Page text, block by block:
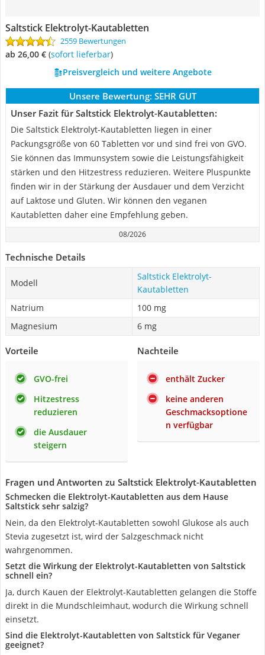
Saltstick Elektrolyt-Kautabletten
2559 Bewertungen
ab 26,00 € ( Sofort lieferbar)
Preisvergleich und weitere Angebote
Unsere Bewertung: SEHR GUT
Unser Fazit für Saltstick Elektrolyt-Kautabletten:
Die Saltstick Elektrolyt-Kautabletten liegen in einer
Packungsgröße von 60 Tabletten vor und sind frei von GVO.
Sie können das Immunsystem sowie die Leistungsfähigkeit
stärken und den Hitzestress reduzieren. Weitere Pluspunkte
finden wir in der Stärkung der Ausdauer und dem Verzicht
auf Laktose und Gluten. Wir können den veganen
Kautabletten daher eine Empfehlung geben.
08/2026
Technische Details
Modell
Saltstick Elektrolyt-
Kautabletten
Natrium
100 mg
Magnesium
6 mg
Vorteile
GVO-frei
Hitzestress
reduzieren
die Ausdauer
steigern
Nachteile
enthält Zucker
keine anderen
Geschmacksoptione
n verfügbar
Fragen und Antworten zu Saltstick Elektrolyt-Kautabletten
Schmecken die Elektrolyt-Kautabletten aus dem Hause
Saltstick sehr salzig?
Nein, da den Elektrolyt-Kautabletten sowohl Glukose als auch
Stevia zugesetzt ist, wird der Salzgeschmack nicht
wahrgenommen.
Setzt die Wirkung der Elektrolyt-Kautabletten von Saltstick
schnell ein?
Ja, durch Kauen der Elektrolyt-Kautabletten gelangen die Stoffe
direkt in die Mundschleimhaut, wodurch die Wirkung schnell
einsetzt.
Sind die Elektrolyt-Kautabletten von Saltstick für Veganer
geeignet?